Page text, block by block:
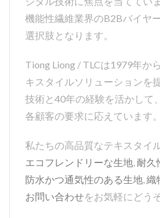
機能性繊維業界のB2Bバイヤ
選択肢となります。
Tiong Liong / TLCは1979年か
キスタイルソリューションを
技術と40年の経験を活かして
各顧客の要求に応えています。
私たちの高品質なテキスタイ
エコフレンドリーな生地 耐久
防水かつ通気性のある生地 織
お問い合わせをお気軽にどうぞ